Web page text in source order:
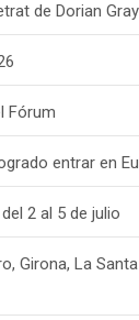
de Dorian
Fórum
entrar en
2 al 5 de julio
Girona, La